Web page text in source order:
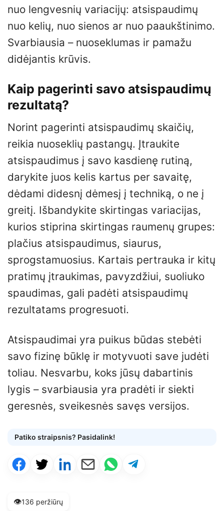
nuo lengvesnių variacijų: atsispaudimų
nuo kelių, nuo sienos ar nuo paaukštinimo.
Svarbiausia – nuoseklumas ir pamažu
didėjantis krūvis.
Kaip pagerinti savo atsispaudimų
rezultatą?
Norint pagerinti atsispaudimų skaičių,
reikia nuoseklių pastangų. Įtraukite
atsispaudimus į savo kasdienę rutiną,
darykite juos kelis kartus per savaitę,
dėdami didesnį dėmesį į techniką, o ne į
greitį. Išbandykite skirtingas variacijas,
kurios stiprina skirtingas raumenų grupes:
plačius atsispaudimus, siaurus,
sprogstamuosius. Kartais pertrauka ir kitų
pratimų įtraukimas, pavyzdžiui, suoliuko
spaudimas, gali padėti atsispaudimų
rezultatams progresuoti.
Atsispaudimai yra puikus būdas stebėti
savo fizinę būklę ir motyvuoti save judėti
toliau. Nesvarbu, koks jūsų dabartinis
lygis – svarbiausia yra pradėti ir siekti
geresnės, sveikesnės savęs versijos.
Patiko straipsnis? Pasidalink!
👁️136 peržiūrų